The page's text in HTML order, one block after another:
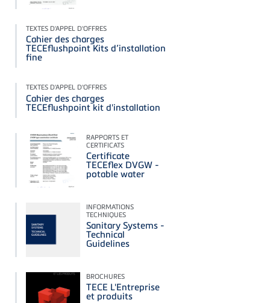
TEXTES D'APPEL D'OFFRES
Cahier des charges
TECEflushpoint Kits d’installation
fine
TEXTES D'APPEL D'OFFRES
Cahier des charges
TECEflushpoint kit d'installation
RAPPORTS ET
CERTIFICATS
Certificate
TECEflex DVGW -
potable water
INFORMATIONS
TECHNIQUES
Sanitary Systems -
Technical
Guidelines
BROCHURES
TECE L'Entreprise
et produits